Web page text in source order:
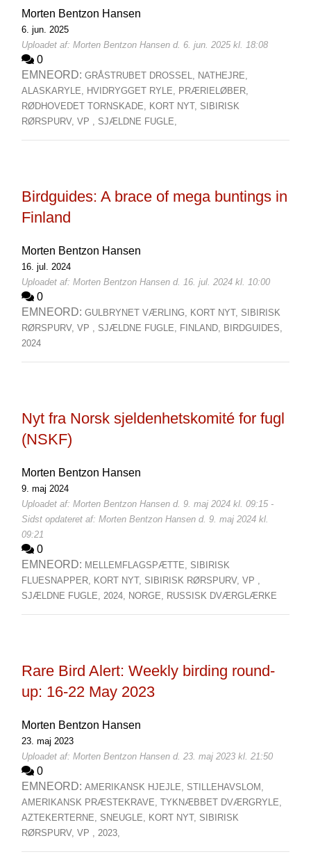
Morten Bentzon Hansen
6. jun. 2025
Uploadet af: Morten Bentzon Hansen d. 6. jun. 2025 kl. 18:08
0
EMNEORD: GRÅSTRUBET DROSSEL, NATHEJRE,
ALASKARYLE, HVIDRYGGET RYLE, PRÆRIELØBER,
RØDHOVEDET TORNSKADE, KORT NYT, SIBIRISK
RØRSPURV, VP , SJÆLDNE FUGLE,
Birdguides: A brace of mega buntings in
Finland
Morten Bentzon Hansen
16. jul. 2024
Uploadet af: Morten Bentzon Hansen d. 16. jul. 2024 kl. 10:00
0
EMNEORD: GULBRYNET VÆRLING, KORT NYT, SIBIRISK
RØRSPURV, VP , SJÆLDNE FUGLE, FINLAND, BIRDGUIDES,
2024
Nyt fra Norsk sjeldenhetskomité for fugl
(NSKF)
Morten Bentzon Hansen
9. maj 2024
Uploadet af: Morten Bentzon Hansen d. 9. maj 2024 kl. 09:15 -
Sidst opdateret af: Morten Bentzon Hansen d. 9. maj 2024 kl.
09:21
0
EMNEORD: MELLEMFLAGSPÆTTE, SIBIRISK
FLUESNAPPER, KORT NYT, SIBIRISK RØRSPURV, VP ,
SJÆLDNE FUGLE, 2024, NORGE, RUSSISK DVÆRGLÆRKE
Rare Bird Alert: Weekly birding round-
up: 16-22 May 2023
Morten Bentzon Hansen
23. maj 2023
Uploadet af: Morten Bentzon Hansen d. 23. maj 2023 kl. 21:50
0
EMNEORD: AMERIKANSK HJEJLE, STILLEHAVSLOM,
AMERIKANSK PRÆSTEKRAVE, TYKNÆBBET DVÆRGRYLE,
AZTEKERTERNE, SNEUGLE, KORT NYT, SIBIRISK
RØRSPURV, VP , 2023,